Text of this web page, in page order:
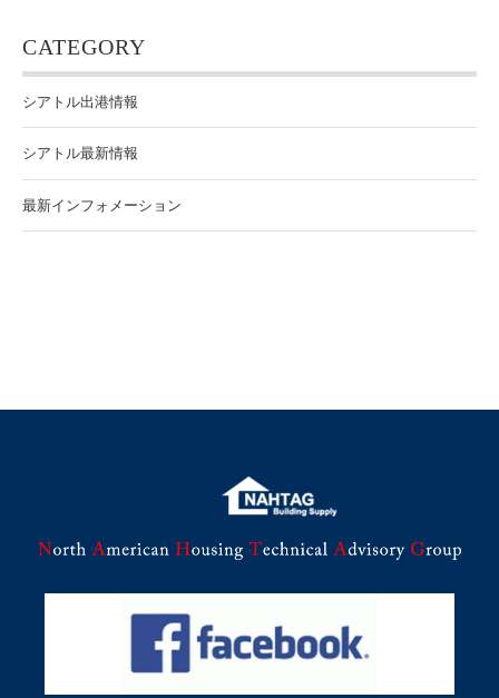
CATEGORY
シアトル出港情報
シアトル最新情報
最新インフォメーション